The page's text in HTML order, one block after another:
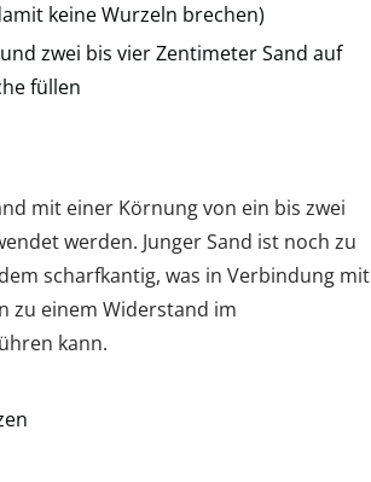
keine Wurzeln brechen)
zwei bis vier Zentimeter Sand auf
füllen
mit einer Körnung von ein bis zwei
werden. Junger Sand ist noch zu
scharfkantig, was in Verbindung mit
zu einem Widerstand im
kann.